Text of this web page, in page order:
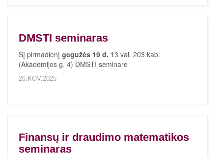
DMSTI seminaras
Šį pirmadienį gegužės 19 d. 13 val. 203 kab.
(Akademijos g. 4) DMSTI seminare
26.KOV.2025
Finansų ir draudimo matematikos
seminaras